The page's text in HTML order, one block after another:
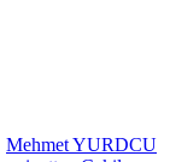
Mehmet YURDCU